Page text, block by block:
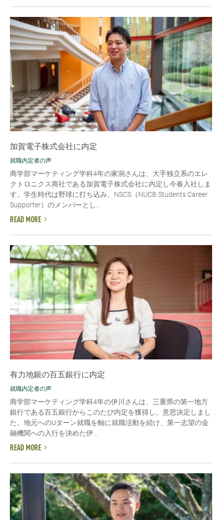
加賀電子株式会社に内定
就職内定者の声
商学部マーケティング学科4年の家洞さんは、大手独立系のエレ
クトロニクス商社である加賀電子株式会社に内定し今春入社しま
す。学生時代は野球に打ち込み、NSCS（NUCB Students Career
Supporter）のメンバーとし...
READ MORE
有力地銀の百五銀行に内定
就職内定者の声
商学部マーケティング学科4年の伊川さんは、三重県の第一地方
銀行である百五銀行からこのたび内定を獲得し、意思決定しまし
た。地元へのUターン就職を軸に就職活動を続け、第一志望の金
融機関への入行を決めた伊...
READ MORE